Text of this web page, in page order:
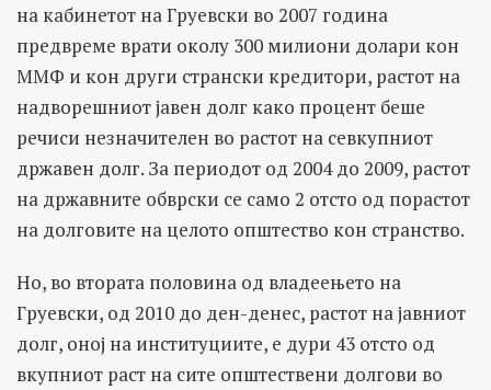
на кабинетот на Груевски во 2007 година
предвреме врати околу 300 милиони долари кон
ММФ и кон други странски кредитори, растот на
надворешниот јавен долг како процент беше
речиси незначителен во растот на севкупниот
државен долг. За периодот од 2004 до 2009, растот
на државните обврски се само 2 отсто од порастот
на долговите на целото општество кон странство.
Но, во втората половина од владеењето на
Груевски, од 2010 до ден-денес, растот на јавниот
долг, оној на институциите, е дури 43 отсто од
вкупниот раст на сите општествени долгови во